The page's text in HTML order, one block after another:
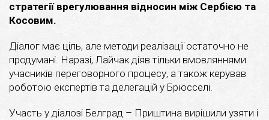
стратегії врегулювання відносин між Сербією та
Косовим.
Діалог має ціль, але методи реалізації остаточно не
продумані. Наразі, Лайчак діяв тільки вмовляннями
учасників переговорного процесу, а також керував
роботою експертів та делегацій у Брюсселі.
Участь у діалозі Белград – Приштина вирішили узяти і